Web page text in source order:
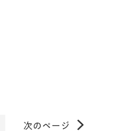
次のページ